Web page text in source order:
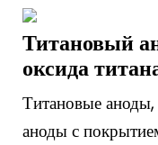
Титановый
оксида
Титановые аноды,
аноды с